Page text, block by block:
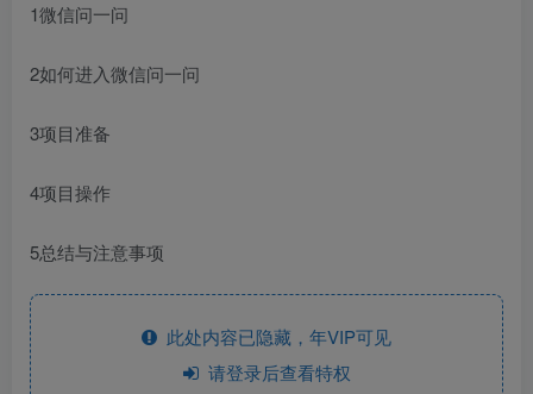
1微信问一问
2如何进入微信问一问
3项目准备
4项目操作
5总结与注意事项
此处内容已隐藏，年VIP可见
请登录后查看特权